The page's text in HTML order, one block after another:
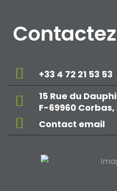
+33 4 72 21 53 53
15 Rue du
F-69960 Corbas,
Contact email